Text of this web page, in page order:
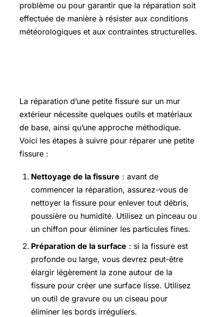
problème ou pour garantir que la réparation soit
effectuée de manière à résister aux conditions
météorologiques et aux contraintes structurelles.
La réparation d’une petite fissure sur un mur
extérieur nécessite quelques outils et matériaux
de base, ainsi qu’une approche méthodique.
Voici les étapes à suivre pour réparer une petite
fissure :
Nettoyage de la fissure : avant de
commencer la réparation, assurez-vous de
nettoyer la fissure pour enlever tout débris,
poussière ou humidité. Utilisez un pinceau ou
un chiffon pour éliminer les particules fines.
Préparation de la surface : si la fissure est
profonde ou large, vous devrez peut-être
élargir légèrement la zone autour de la
fissure pour créer une surface lisse. Utilisez
un outil de gravure ou un ciseau pour
éliminer les bords irréguliers.